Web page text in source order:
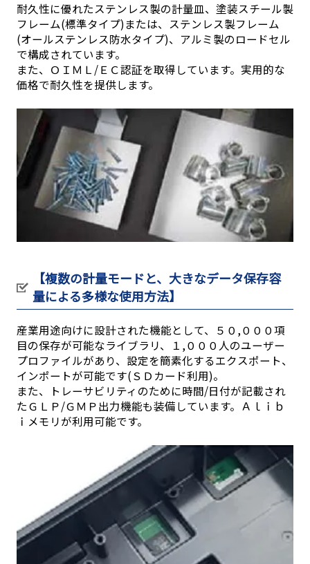
耐久性に優れたステンレス製の計量皿、塗装スチール製
フレーム(標準タイプ)または、ステンレス製フレーム
(オールステンレス防水タイプ)、アルミ製のロードセル
で構成されています。
また、ＯＩＭＬ/ＥＣ認証を取得しています。実用的な
価格で耐久性を提供します。
【複数の計量モードと、大きなデータ保存容
量による多様な使用方法】
産業用途向けに設計された機能として、５０,０００項
目の保存が可能なライブラリ、１,０００人のユーザー
プロファイルがあり、設定を簡素化するエクスポート、
インポートが可能です(ＳＤカード利用)。
また、トレーサビリティのために時間/日付が記載され
たＧＬＰ/ＧＭＰ出力機能も装備しています。Ａｌｉｂ
ｉメモリが利用可能です。